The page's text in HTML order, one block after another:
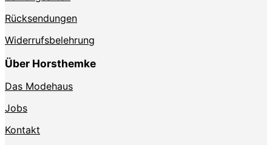
Rücksendungen
Widerrufsbelehrung
Über Horsthemke
Das Modehaus
Jobs
Kontakt